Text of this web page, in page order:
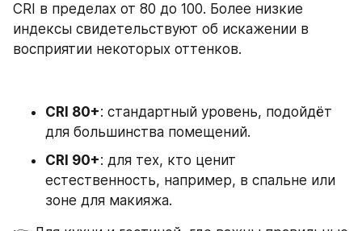
CRI в пределах от 80 до 100. Более низкие
индексы свидетельствуют об искажении в
восприятии некоторых оттенков.
CRI 80+: стандартный уровень, подойдёт
для большинства помещений.
CRI 90+: для тех, кто ценит
естественность, например, в спальне или
зоне для макияжа.